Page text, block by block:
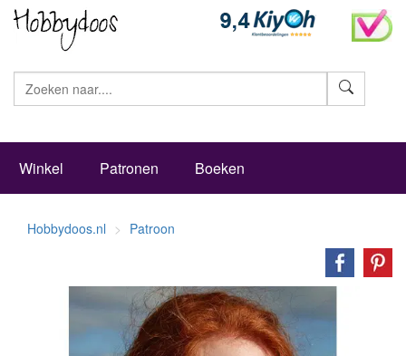
Winkel Patronen Boeken
Hobbydoos.nl Patroon